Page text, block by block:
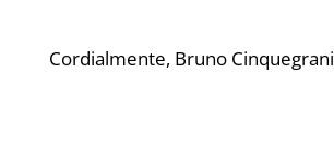
Cordialmente, Bruno Cinquegrani